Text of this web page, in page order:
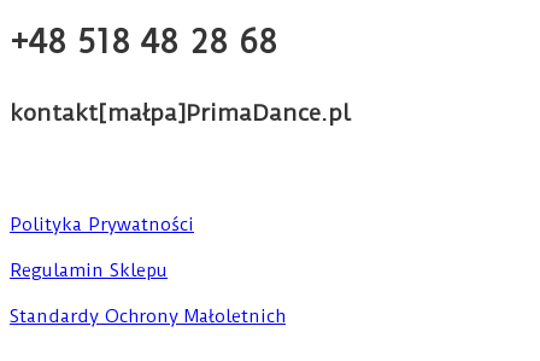
+48 518 48 28 68
kontakt[małpa]PrimaDance.pl
Polityka Prywatności
Regulamin Sklepu
Standardy Ochrony Małoletnich